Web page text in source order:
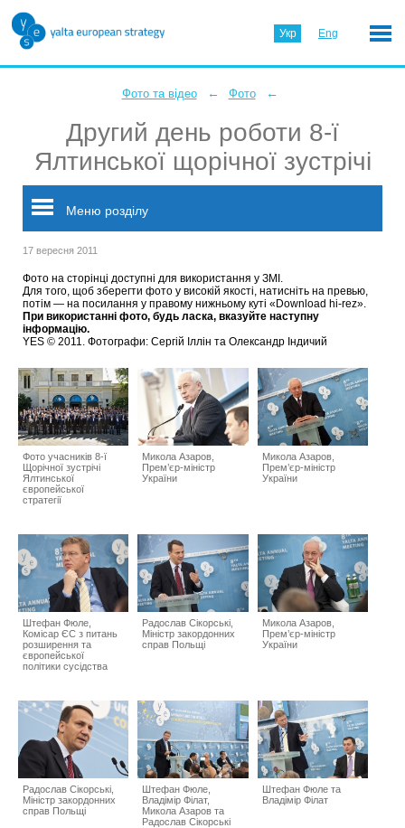
Укр Eng
Фото та відео ← Фото ←
Другий день роботи 8-ї
Ялтинської щорічної зустрічі
Меню розділу
17 вересня 2011
Фото на сторінці доступні для використання у ЗМІ.
Для того, щоб зберегти фото у високій якості, натисніть на превью,
потім — на посилання у правому нижньому куті «Download hi-rez».
При використанні фото, будь ласка, вказуйте наступну
інформацію.
YES © 2011. Фотографи: Сергій Іллін та Олександр Індичий
Фото учасників 8-ї
Щорічної зустрічі
Ялтинської
європейської
стратегії
Микола Азаров,
Прем’єр-міністр
України
Микола Азаров,
Прем’єр-міністр
України
Штефан Фюле,
Комісар ЄС з питань
розширення та
європейської
політики сусідства
Радослав Сікорські,
Міністр закордонних
справ Польщі
Микола Азаров,
Прем’єр-міністр
України
Радослав Сікорські,
Міністр закордонних
справ Польщі
Штефан Фюле,
Владімір Філат,
Микола Азаров та
Радослав Сікорські
Штефан Фюле та
Владімір Філат